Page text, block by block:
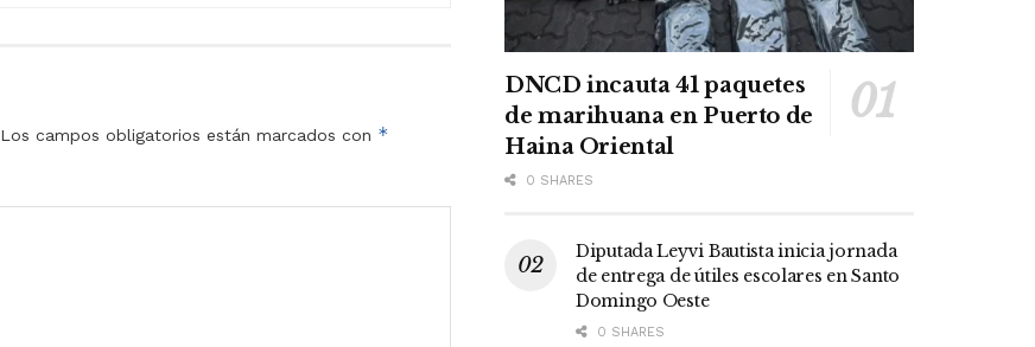
Los campos obligatorios están marcados con *
DNCD incauta 41 paquetes
de marihuana en Puerto de
Haina Oriental
0 SHARES
Diputada Leyvi Bautista inicia jornada
de entrega de útiles escolares en Santo
Domingo Oeste
0 SHARES